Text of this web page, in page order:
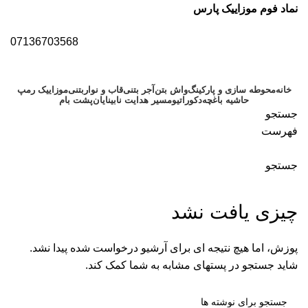
نماد فوم موزاییک پارس
07136703568
خانهمحوطه سازی و پارکینگواش بتن آجر بتنیقاب و نواربتنیموزاییک رمپ
حاشیه باغچهدکوراتیومسیر هدایت نابینایانپشت بام
جستجو
فهرست
جستجو
چیزی یافت نشد
پوزش، اما هیچ نتیجه ای برای آرشیو درخواست شده پیدا نشد.
شاید جستجو در پستهای مشابه به شما کمک کند.